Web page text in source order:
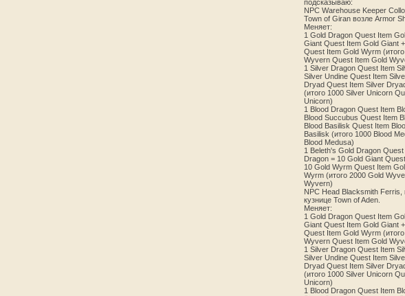
подсказываю:
NPC Warehouse Keeper
Town of Giran возле Armor
Меняет:
1 Gold Dragon Quest Item
Giant Quest Item Gold Giant
Quest Item Gold Wyrm
Wyvern Quest Item Gold
1 Silver Dragon Quest Item
Silver Undine Quest Item
Dryad Quest Item Silver
(итого 1000 Silver Unicorn
Unicorn)
1 Blood Dragon Quest Item
Blood Succubus Quest Item
Blood Basilisk Quest Item
Basilisk (итого 1000 Blood
Blood Medusa)
1 Beleth's Gold Dragon Quest
Dragon = 10 Gold Giant
10 Gold Wyrm Quest Item
Wyrm (итого 2000 Gold
Wyvern)
NPC Head Blacksmith Ferris,
кузнице Town of Aden.
Меняет:
1 Gold Dragon Quest Item
Giant Quest Item Gold Giant
Quest Item Gold Wyrm
Wyvern Quest Item Gold
1 Silver Dragon Quest Item
Silver Undine Quest Item
Dryad Quest Item Silver
(итого 1000 Silver Unicorn
Unicorn)
1 Blood Dragon Quest Item